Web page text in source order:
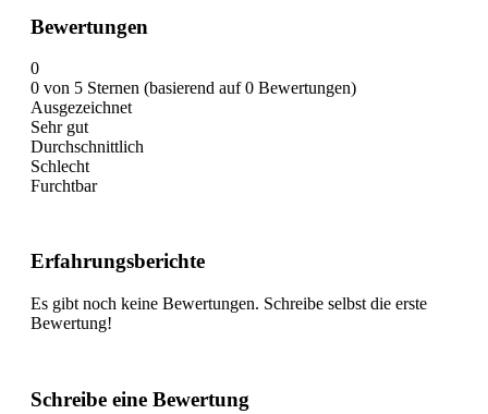
Bewertungen
0
0 von 5 Sternen (basierend auf 0 Bewertungen)
Ausgezeichnet
Sehr gut
Durchschnittlich
Schlecht
Furchtbar
Erfahrungsberichte
Es gibt noch keine Bewertungen. Schreibe selbst die erste
Bewertung!
Schreibe eine Bewertung